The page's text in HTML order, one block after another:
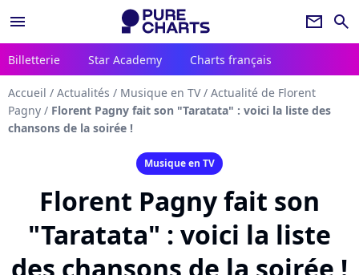
menu newsletter search
Billetterie Star Academy Charts français
Accueil / Actualités / Musique en TV / Actualité de Florent
Pagny / Florent Pagny fait son "Taratata" : voici la liste des
chansons de la soirée !
Musique en TV
Florent Pagny fait son
"Taratata" : voici la liste